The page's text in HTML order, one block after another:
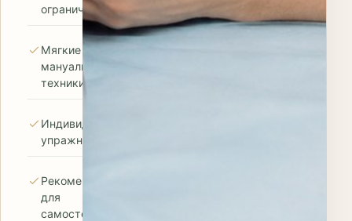
ограничений
Мягкие
мануальные
техники
Индивидуальные
упражнения
Рекомендации
для
самостоятельной